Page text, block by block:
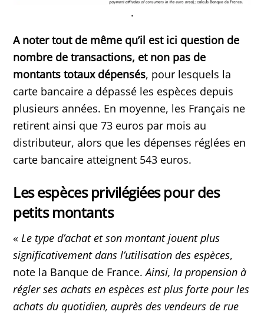
.
A noter tout de même qu’il est ici question de
nombre de transactions, et non pas de
montants totaux dépensés, pour lesquels la
carte bancaire a dépassé les espèces depuis
plusieurs années. En moyenne, les Français ne
retirent ainsi que 73 euros par mois au
distributeur, alors que les dépenses réglées en
carte bancaire atteignent 543 euros.
Les espèces privilégiées pour des
petits montants
« Le type d’achat et son montant jouent plus
significativement dans l’utilisation des espèces,
note la Banque de France.Ainsi, la propension à
régler ses achats en espèces est plus forte pour les
achats du quotidien, auprès des vendeurs de rue